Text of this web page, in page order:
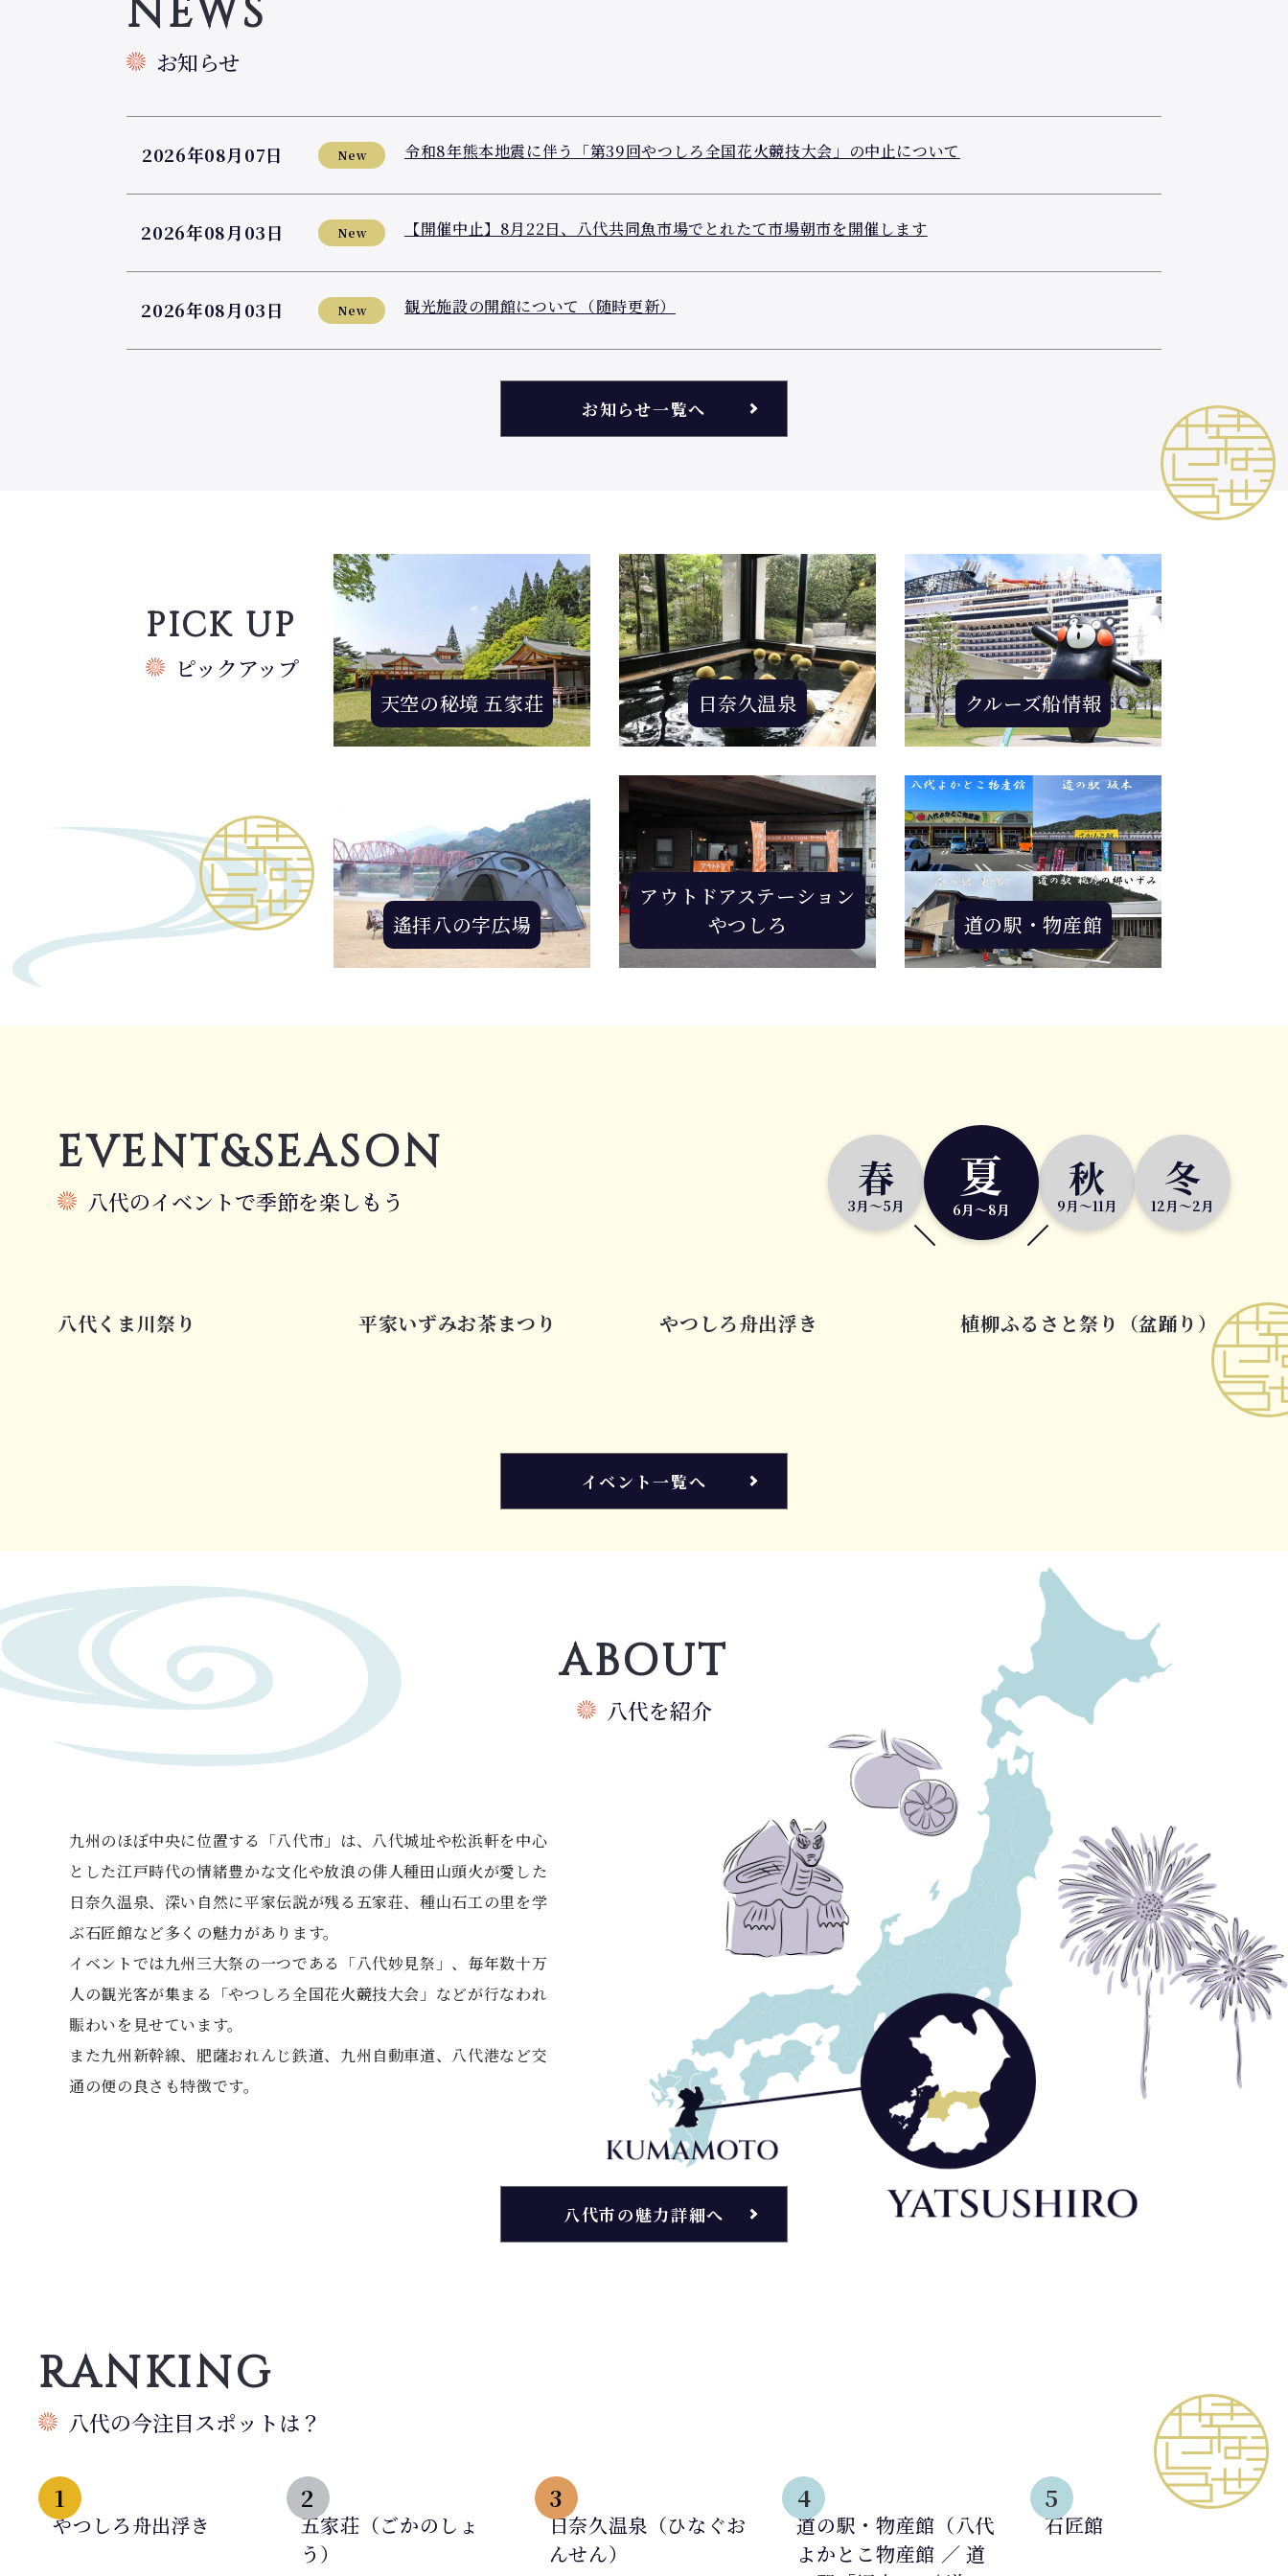
NEWS
お知らせ
2026年08月07日 New 令和8年熊本地震に伴う「第39回やつしろ全国花火競技大会」の中止について
2026年08月03日 New 【開催中止】8月22日、八代共同魚市場でとれたて市場朝市を開催します
2026年08月03日 New 観光施設の開館について（随時更新）
お知らせ一覧へ
PICK UP
ピックアップ
天空の秘境 五家荘 日奈久温泉 クルーズ船情報
遙拝八の字広場
アウトドアステーション
やつしろ
道の駅・物産館
EVENT&SEASON
八代のイベントで季節を楽しもう 春
3月～5月
夏
6月～8月
秋
9月～11月
冬
12月～2月
八代くま川祭り 平家いずみお茶まつり やつしろ舟出浮き 植柳ふるさと祭り（盆踊り）
イベント一覧へ
ABOUT
八代を紹介
九州のほぼ中央に位置する「八代市」は、八代城址や松浜軒を中心
とした江戸時代の情緒豊かな文化や放浪の俳人種田山頭火が愛した
日奈久温泉、深い自然に平家伝説が残る五家荘、種山石工の里を学
ぶ石匠館など多くの魅力があります。
イベントでは九州三大祭の一つである「八代妙見祭」、毎年数十万
人の観光客が集まる「やつしろ全国花火競技大会」などが行なわれ
賑わいを見せています。
また九州新幹線、肥薩おれんじ鉄道、九州自動車道、八代港など交
通の便の良さも特徴です。
八代市の魅力詳細へ
RANKING
八代の今注目スポットは？
1
やつしろ舟出浮き
2
五家荘（ごかのしょ
う）
3
日奈久温泉（ひなぐお
んせん）
4
道の駅・物産館（八代
よかとこ物産館 ／ 道
5
石匠館